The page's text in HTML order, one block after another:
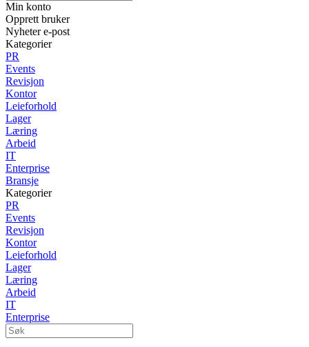
Min konto
Opprett bruker
Nyheter e-post
Kategorier
PR
Events
Revisjon
Kontor
Leieforhold
Lager
Læring
Arbeid
IT
Enterprise
Bransje
Kategorier
PR
Events
Revisjon
Kontor
Leieforhold
Lager
Læring
Arbeid
IT
Enterprise